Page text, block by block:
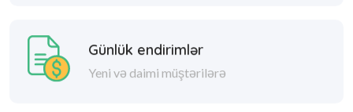
Günlük endirimlər
Yeni və daimi müştərilərə